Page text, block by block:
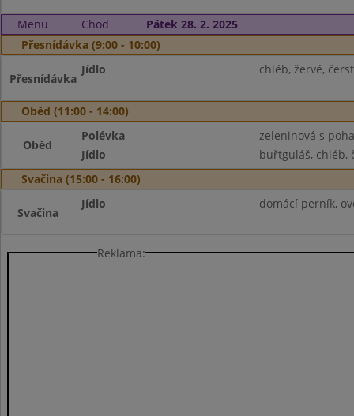
Menu Chod
Pátek 28. 2. 2025
Přesnídávka (9:00 - 10:00)
Přesnídávka
Jídlo chléb, žervé,
Oběd (11:00 - 14:00)
Oběd
Polévka
zeleninová s
Jídlo
buřtguláš, chléb,
Svačina (15:00 - 16:00)
Svačina
Jídlo domácí perník,
Reklama: